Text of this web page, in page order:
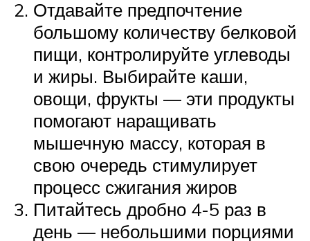
Отдавайте предпочтение
большому количеству белковой
пищи, контролируйте углеводы
и жиры. Выбирайте каши,
овощи, фрукты — эти продукты
помогают наращивать
мышечную массу, которая в
свою очередь стимулирует
процесс сжигания жиров
Питайтесь дробно 4-5 раз в
день — небольшими порциями